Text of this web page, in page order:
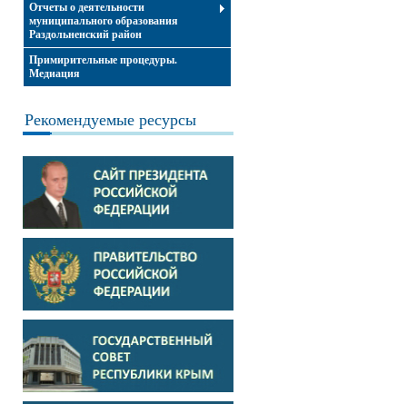
Отчеты о деятельности
муниципального образования
Раздольненский район
Примирительные процедуры.
Медиация
Рекомендуемые ресурсы